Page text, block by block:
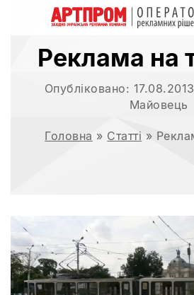
Реклама на
Опубліковано: 17.08.2013
Майовець
Головна » Статті »